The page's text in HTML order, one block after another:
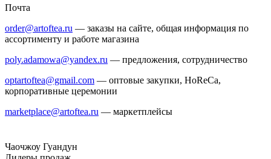
Почта
order@artoftea.ru — заказы на сайте, общая информация по
ассортименту и работе магазина
poly.adamowa@yandex.ru — предложения, сотрудничество
optartoftea@gmail.com — оптовые закупки, HoReCa,
корпоративные церемонии
marketplace@artoftea.ru — маркетплейсы
Чаочжоу Гуандун